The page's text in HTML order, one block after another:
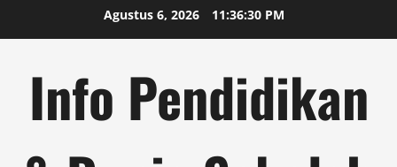
to
Agustus 6, 2026 11:36:30 PM
Info Pendidikan